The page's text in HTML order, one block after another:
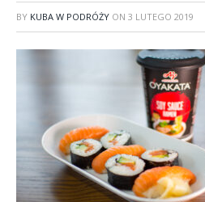
BY KUBA W PODRÓŻY ON 3 LUTEGO 2019